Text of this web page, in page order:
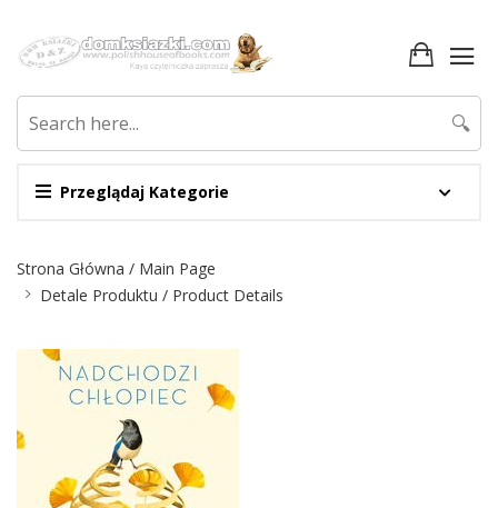
Przeglądaj Kategorie
🔍
Strona Główna / Main Page
Detale Produktu / Product Details